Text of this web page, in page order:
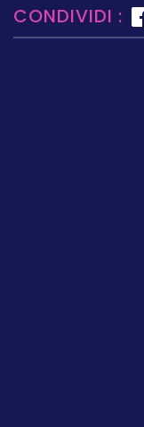
CONDIVIDI :